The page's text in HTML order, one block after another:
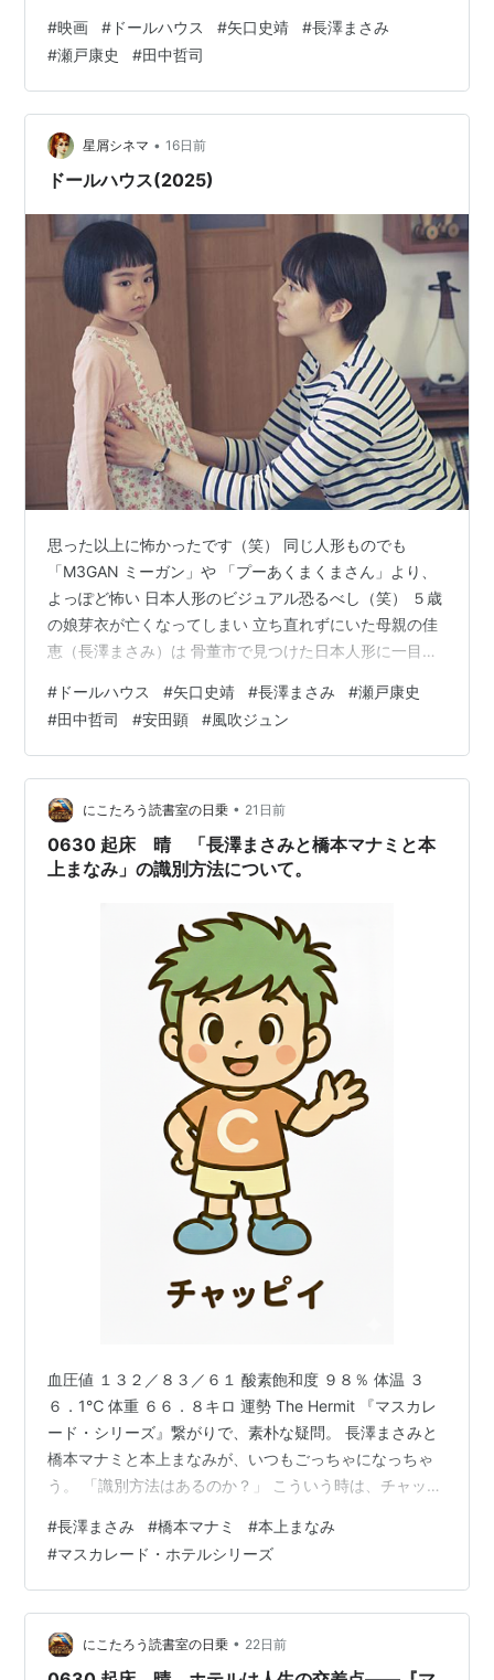
巳千夜子 役
SUMMER NUDE（2013年7月8日 - 9月、フジテレ
ビ） - 一倉香澄 役
受賞歴
日本アカデミー賞
第27回新人俳優賞 ロボコン
第28回最優秀助演女優賞 世界の中心で、愛をさ
けぶ
ブルーリボン賞
第47回助演女優賞 世界の中心で、愛をさけぶ/深
呼吸の必要
写真集／DVD
そら―長澤まさみ写真集
少女伝説 2000-2002 長澤まさみ
me―長澤まさみ写真集
Summertime Blue―長澤まさみ写真集
キスしていいですか。 (ガラスの動物園)
長澤まさみ [DVD]
THE COMPLETE 長澤まさみ [DVD]
First Love (ASIN:B000069L2P
長澤まさみ 東京里美発見伝 [DVD]
Summertime Blue [DVD]
とだった。 映画『ドールハウス』
#映画 # ドールハウス #矢口史靖 #長澤まさみ
#瀬戸康史 #田中哲司
星屑シネマ • 16日前
ドールハウス(2025)
思った以上に怖かったです（笑） 同じ人形ものでも
「M3GAN ミーガン」や 「プーあくまくまさん」より、
よっぽど怖い 日本人形のビジュアル恐るべし（笑） ５歳
の娘芽衣が亡くなってしまい 立ち直れずにいた母親の佳
恵（長澤まさみ）は 骨董市で見つけた日本人形に一目惚
妹の真衣が生まれると、やがて人形の存在さえ忘れてし
まいます ５歳になった真衣がクローゼットからその人形
を見つると 真衣は人形を「アヤちゃん」と呼び一緒に過
ごすようなります やがて真衣だと思っていたのがアヤで
アヤだと思っていたのが真衣だったり 佳恵はどちらがと
ちらなのかわからなくなっ…
# ドールハウス #矢口史靖 #長澤まさみ #瀬戸康史
#田中哲司 #安田顕 #風吹ジュン
にこたろう読書室の日乗 • 21日前
0630 起床 晴 「長澤まさみと橋本マナミと本
上まなみ」の識別方法について。
血圧値 １３２／８３／６１ 酸素飽和度 ９８％ 体温 ３
６．1℃ 体重 ６６．８キロ 運勢 The Hermit 『マスカレ
ード・シリーズ』繋がりで、素朴な疑問。 長澤まさみと
橋本マナミと本上まなみが、いつもごっちゃになっちゃ
う。 「識別方法はあるのか？」 こういう時は、チャッピ
が似ている上に、３人とも知的で落ち着いた雰囲気の美
人なので、混同する人は意外と多いです。 一番簡単な覚
え方は、それぞれの「代表的なイメージ」と「世代」を
結びつけることです。 名前 生年 一言でいうと 代表的な
イメージ 長澤まさみ 1987 国民的女優 『世界の中心で…
#長澤まさみ #橋本マナミ #本上まなみ
#マスカレード・ホテルシリーズ
にこたろう読書室の日乗 • 22日前